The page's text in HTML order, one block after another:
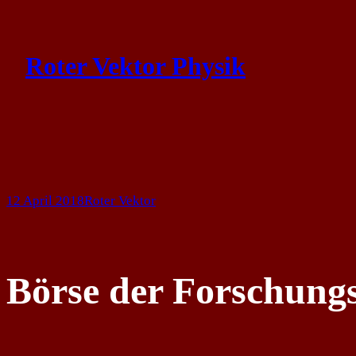
content
Roter Vektor Physik
12 April 2018Roter Vektor
Börse der